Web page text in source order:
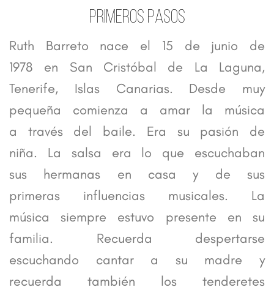
PRIMEROS PASOS
Ruth Barreto nace el 15 de junio de
1978 en San Cristóbal de La Laguna,
Tenerife, Islas Canarias. Desde muy
pequeña comienza a amar la música
a través del baile. Era su pasión de
niña. La salsa era lo que escuchaban
sus hermanas en casa y de sus
primeras influencias musicales. La
música siempre estuvo presente en su
familia. Recuerda despertarse
escuchando cantar a su madre y
recuerda también los tenderetes